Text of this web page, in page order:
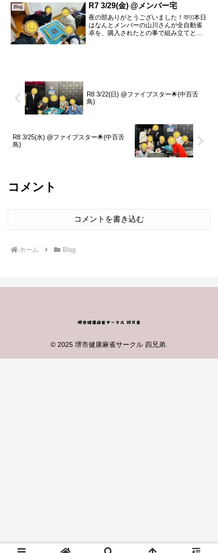
Blog R7 3/29(金) @メンバー宅
夜の部ありがとうございました！🫶🀄️本日
はなんとメンバーの山川さんが全自動雀
卓を、購入されたとの事で組み立てと軽
R8 3/22(日) @ファイブスター🌟(中百舌
鳥)
R8 3/25(水) @ファイブスター🌟(中百舌
鳥)
コメント
コメントを書き込む
ホーム Blog
© 2025 堺市健康麻雀サークル 四兄弟.